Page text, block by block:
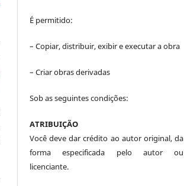
É permitido:
– Copiar, distribuir, exibir e executar a obra
– Criar obras derivadas
Sob as seguintes condições:
ATRIBUIÇÃO
Você deve dar crédito ao autor original, da
forma especificada pelo autor ou
licenciante.